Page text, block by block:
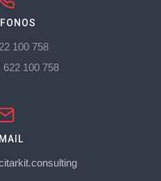
100 758
622 100 758